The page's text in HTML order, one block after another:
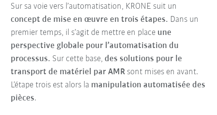
Sur sa voie vers l’automatisation, KRONE suit un
concept de mise en œuvre en trois étapes. Dans un
premier temps, il s’agit de mettre en place une
perspective globale pour l’automatisation du
processus. Sur cette base,des solutions pour le
transport de matériel par AMR sont mises en avant.
L’étape trois est alors la manipulation automatisée des
pièces.